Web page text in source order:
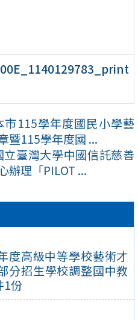
度高級中等學校藝術才
分招生學校調整國中教
1份
市115學年度國民小學藝
暨115學年度國 ...
立臺灣大學中國信託慈善
辦理「PILOT ...